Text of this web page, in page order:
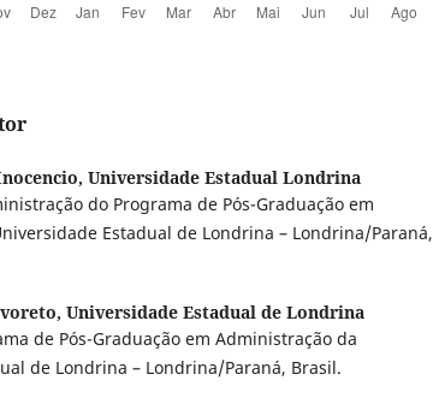
Universidade Estadual Londrina
do Programa de Pós-Graduação em
Estadual de Londrina – Londrina/Paraná,
Universidade Estadual de Londrina
de Pós-Graduação em Administração da
de Londrina – Londrina/Paraná, Brasil.